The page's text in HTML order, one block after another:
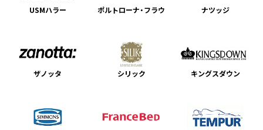
USMハラー ポルトローナ・フラウ ナツッジ
ザノッタ シリック キングスダウン